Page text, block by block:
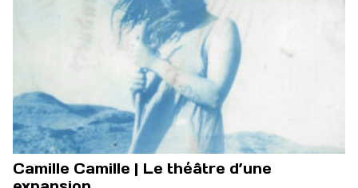
Camille Camille | Le théâtre d’une